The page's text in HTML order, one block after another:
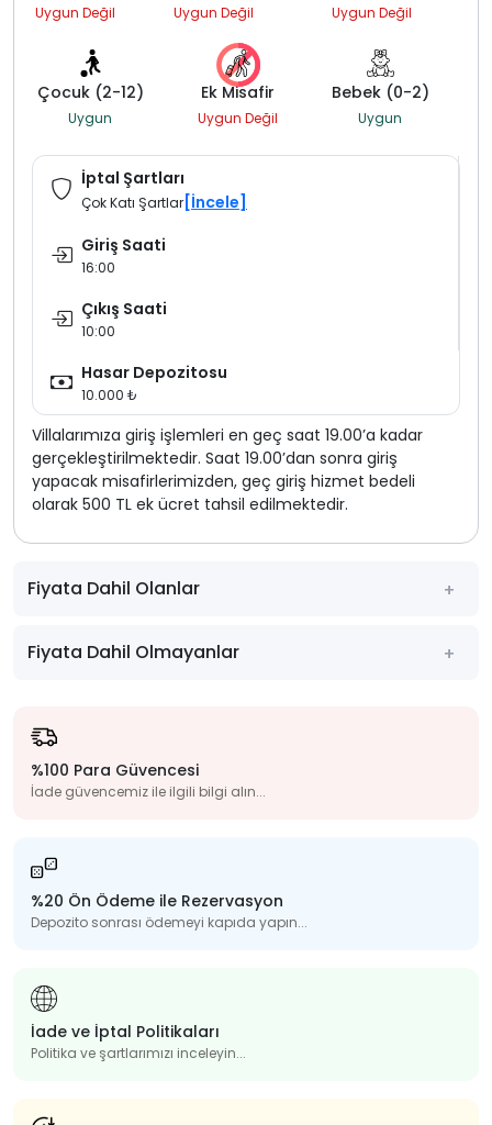
Uygun Değil Uygun Değil Uygun Değil
Çocuk (2-12)
Uygun
Ek Misafir
Uygun Değil
Bebek (0-2)
Uygun
İptal Şartları
Çok Katı Şartlar [İncele]
Giriş Saati
16:00
Çıkış Saati
10:00
Hasar Depozitosu
10.000 ₺
Villalarımıza giriş işlemleri en geç saat 19.00’a kadar
gerçekleştirilmektedir. Saat 19.00’dan sonra giriş
yapacak misafirlerimizden, geç giriş hizmet bedeli
olarak 500 TL ek ücret tahsil edilmektedir.
Fiyata Dahil Olanlar
Fiyata Dahil Olmayanlar
%100 Para Güvencesi
İade güvencemiz ile ilgili bilgi alın...
%20 Ön Ödeme ile Rezervasyon
Depozito sonrası ödemeyi kapıda yapın...
İade ve İptal Politikaları
Politika ve şartlarımızı inceleyin...